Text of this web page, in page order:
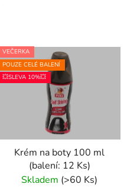
VEČERKA
POUZE CELÉ BALENÍ
💥SLEVA 10%💥
Krém na boty 100 ml
(balení: 12 Ks)
Skladem (>60 Ks)